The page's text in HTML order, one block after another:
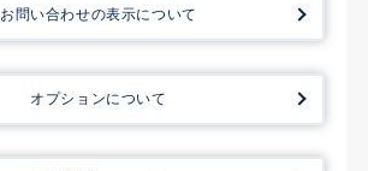
お問い合わせの表示について
オプションについて